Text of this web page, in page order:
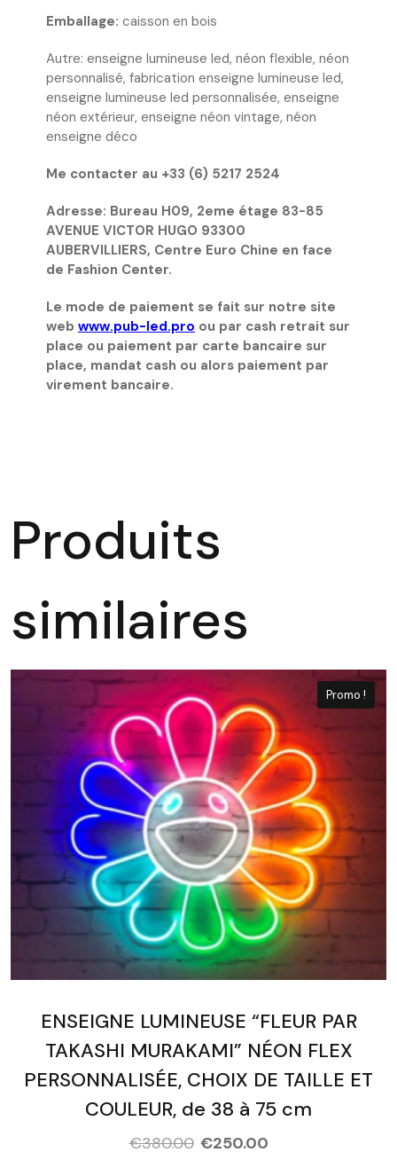
Emballage: caisson en bois
Autre: enseigne lumineuse led, néon flexible, néon
personnalisé, fabrication enseigne lumineuse led,
enseigne lumineuse led personnalisée, enseigne
néon extérieur, enseigne néon vintage, néon
enseigne déco
Me contacter au +33 (6) 5217 2524
Adresse: Bureau H09, 2eme étage 83-85
AVENUE VICTOR HUGO 93300
AUBERVILLIERS, Centre Euro Chine en face
de Fashion Center.
Le mode de paiement se fait sur notre site
web www.pub-led.pro ou par cash retrait sur
place ou paiement par carte bancaire sur
place, mandat cash ou alors paiement par
virement bancaire.
Produits
similaires
Promo !
ENSEIGNE LUMINEUSE “FLEUR PAR
TAKASHI MURAKAMI” NÉON FLEX
PERSONNALISÉE, CHOIX DE TAILLE ET
COULEUR, de 38 à 75 cm
€380.00 €250.00